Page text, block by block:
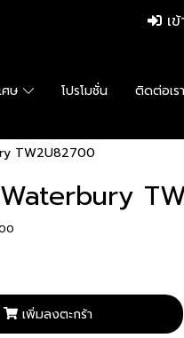
เ
ษ โปรโมชั่น ติดต่อเรา
TW2U82700
เพิ่มลงตะกร้า